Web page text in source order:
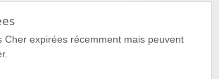
Cher expirées récemment mais peuvent